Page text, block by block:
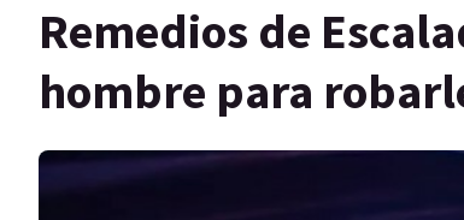
Remedios de
hombre para